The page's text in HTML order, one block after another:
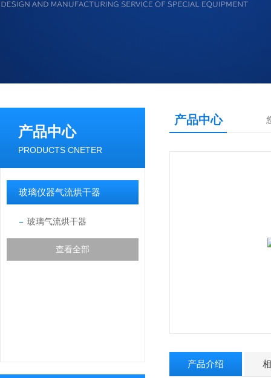
产品中心
PRODUCTS CNETER
玻璃仪器气流烘干器
玻璃气流烘干器
查看全部
产品中心
产品介绍